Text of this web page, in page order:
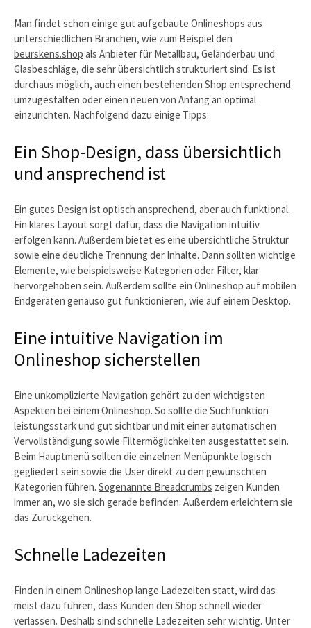
Man findet schon einige gut aufgebaute Onlineshops aus
unterschiedlichen Branchen, wie zum Beispiel den
beurskens.shop als Anbieter für Metallbau, Geländerbau und
Glasbeschläge, die sehr übersichtlich strukturiert sind. Es ist
durchaus möglich, auch einen bestehenden Shop entsprechend
umzugestalten oder einen neuen von Anfang an optimal
einzurichten. Nachfolgend dazu einige Tipps:
Ein Shop-Design, dass übersichtlich
und ansprechend ist
Ein gutes Design ist optisch ansprechend, aber auch funktional.
Ein klares Layout sorgt dafür, dass die Navigation intuitiv
erfolgen kann. Außerdem bietet es eine übersichtliche Struktur
sowie eine deutliche Trennung der Inhalte. Dann sollten wichtige
Elemente, wie beispielsweise Kategorien oder Filter, klar
hervorgehoben sein. Außerdem sollte ein Onlineshop auf mobilen
Endgeräten genauso gut funktionieren, wie auf einem Desktop.
Eine intuitive Navigation im
Onlineshop sicherstellen
Eine unkomplizierte Navigation gehört zu den wichtigsten
Aspekten bei einem Onlineshop. So sollte die Suchfunktion
leistungsstark und gut sichtbar und mit einer automatischen
Vervollständigung sowie Filtermöglichkeiten ausgestattet sein.
Beim Hauptmenü sollten die einzelnen Menüpunkte logisch
gegliedert sein sowie die User direkt zu den gewünschten
Kategorien führen. Sogenannte Breadcrumbs zeigen Kunden
immer an, wo sie sich gerade befinden. Außerdem erleichtern sie
das Zurückgehen.
Schnelle Ladezeiten
Finden in einem Onlineshop lange Ladezeiten statt, wird das
meist dazu führen, dass Kunden den Shop schnell wieder
verlassen. Deshalb sind schnelle Ladezeiten sehr wichtig. Unter